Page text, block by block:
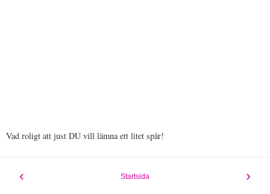
Vad roligt att just DU vill lämna ett litet spår!
‹ ›
Startsida